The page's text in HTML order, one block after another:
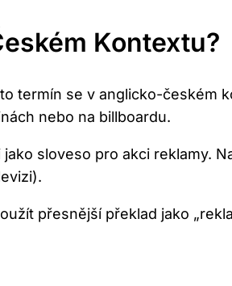
Kontextu?
termín se v anglicko-českém
nebo na billboardu.
sloveso pro akci reklamy.
přesnější překlad jako